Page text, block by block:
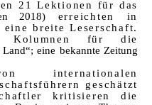
21 Lektionen für das
2018) erreichten in
breite Leserschaft.
Kolumnen für die
Land“; eine bekannte Zeitung
geschätzt
kritisieren die